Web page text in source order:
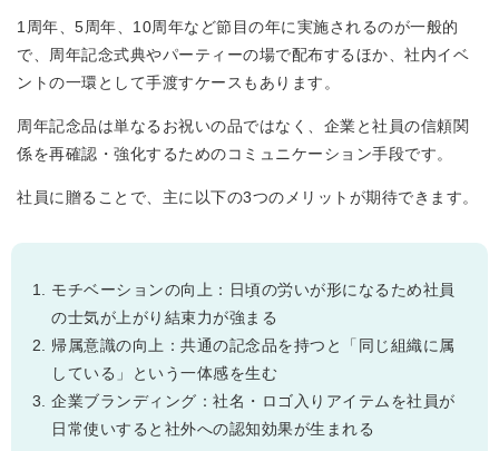
1周年、5周年、10周年など節目の年に実施されるのが一般的
で、周年記念式典やパーティーの場で配布するほか、社内イベ
ントの一環として手渡すケースもあります。
周年記念品は単なるお祝いの品ではなく、企業と社員の信頼関
係を再確認・強化するためのコミュニケーション手段です。
社員に贈ることで、主に以下の3つのメリットが期待できます。
モチベーションの向上：日頃の労いが形になるため社員
の士気が上がり結束力が強まる
帰属意識の向上：共通の記念品を持つと「同じ組織に属
している」という一体感を生む
企業ブランディング：社名・ロゴ入りアイテムを社員が
日常使いすると社外への認知効果が生まれる